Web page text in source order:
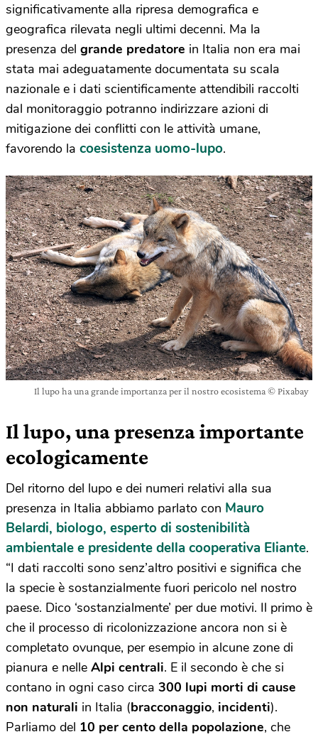
significativamente alla ripresa demografica e
geografica rilevata negli ultimi decenni. Ma la
presenza del grande predatore in Italia non era mai
stata mai adeguatamente documentata su scala
nazionale e i dati scientificamente attendibili raccolti
dal monitoraggio potranno indirizzare azioni di
mitigazione dei conflitti con le attività umane,
favorendo la coesistenza uomo-lupo.
Il lupo ha una grande importanza per il nostro ecosistema © Pixabay
Il lupo, una presenza importante
ecologicamente
Del ritorno del lupo e dei numeri relativi alla sua
presenza in Italia abbiamo parlato con Mauro
Belardi, biologo, esperto di sostenibilità
ambientale e presidente della cooperativa Eliante.
“I dati raccolti sono senz’altro positivi e significa che
la specie è sostanzialmente fuori pericolo nel nostro
paese. Dico ‘sostanzialmente’ per due motivi. Il primo è
che il processo di ricolonizzazione ancora non si è
completato ovunque, per esempio in alcune zone di
pianura e nelle Alpi centrali. E il secondo è che si
contano in ogni caso circa 300 lupi morti di cause
non naturali in Italia (bracconaggio, incidenti).
Parliamo del 10 per cento della popolazione, che